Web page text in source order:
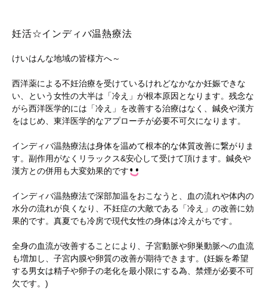
妊活☆インディバ温熱療法
けいはんな地域の皆様方へ～
西洋薬による不妊治療を受けているけれどなかなか妊娠できな
い、という女性の大半は「冷え」が根本原因となります。残念な
がら西洋医学的には「冷え」を改善する治療はなく、鍼灸や漢方
をはじめ、東洋医学的なアプローチが必要不可欠になります。
インディバ温熱療法は身体を温めて根本的な体質改善に繋がりま
す。副作用がなくリラックス&安心して受けて頂けます。鍼灸や
漢方との併用も大変効果的です
インディバ温熱療法で深部加温をおこなうと、血の流れや体内の
水分の流れが良くなり、不妊症の大敵である「冷え」の改善に効
果的です。真夏でも冷房で現代女性の身体は冷えがちです。
全身の血流が改善することにより、子宮動脈や卵巣動脈への血流
も増加し、子宮内膜や卵質の改善が期待できます。(妊娠を希望
する男女は精子や卵子の老化を最小限にする為、禁煙が必要不可
欠です。)